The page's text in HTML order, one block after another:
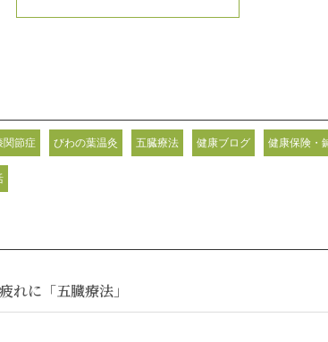
関節症 びわの葉温灸 五臓療法 健康ブログ 健康保険・
れに「五臓療法」